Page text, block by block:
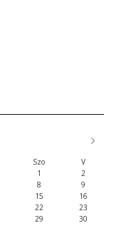
Szo
V
1
2
8
9
15
16
22
23
29
30